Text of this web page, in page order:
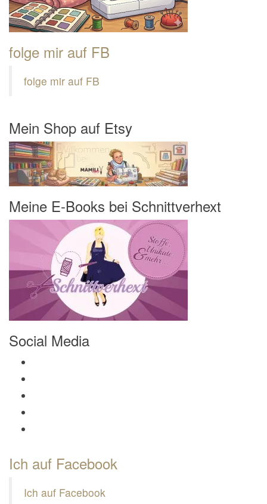
folge mir auf FB
folge mir auf FB
Mein Shop auf Etsy
Meine E-Books bei Schnittverhext
Social Media
Ich auf Facebook
Ich auf Facebook